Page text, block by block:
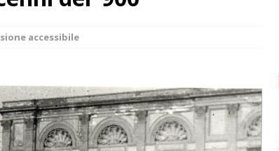
Alba: lunedì 10 agosto tornano le “Notti del vino”
accessibile